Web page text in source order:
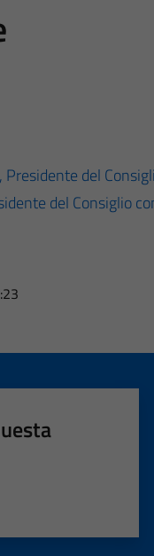
del
del Consiglio